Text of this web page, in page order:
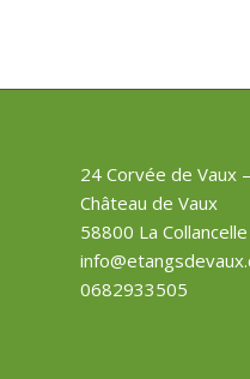
24 Corvée de Vaux
Château de Vaux
58800 La Collancelle
0682933505